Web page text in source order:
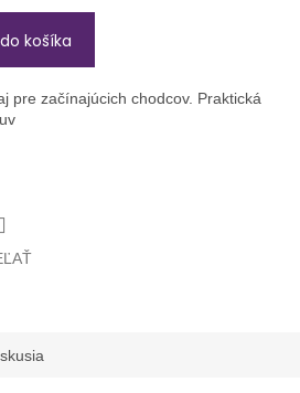
košíka
pre začínajúcich chodcov. Praktická